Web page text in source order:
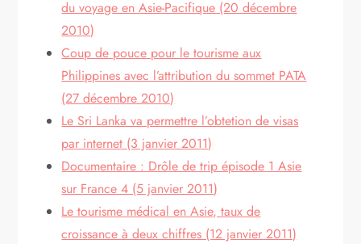
du voyage en Asie-Pacifique (20 décembre
2010)
Coup de pouce pour le tourisme aux
Philippines avec l’attribution du sommet PATA
(27 décembre 2010)
Le Sri Lanka va permettre l’obtetion de visas
par internet (3 janvier 2011)
Documentaire : Drôle de trip épisode 1 Asie
sur France 4 (5 janvier 2011)
Le tourisme médical en Asie, taux de
croissance à deux chiffres (12 janvier 2011)